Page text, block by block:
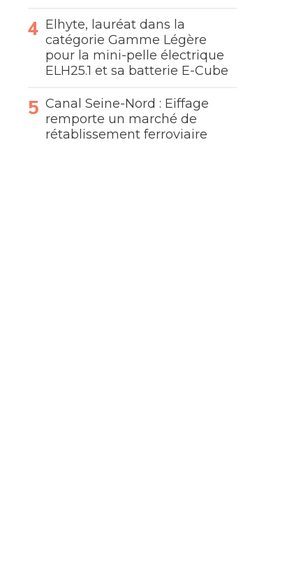
Elhyte, lauréat dans la
catégorie Gamme Légère
pour la mini-pelle électrique
ELH25.1 et sa batterie E-Cube
Canal Seine-Nord : Eiffage
remporte un marché de
rétablissement ferroviaire